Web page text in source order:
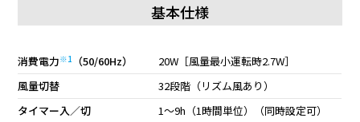
基本仕様
消費電力※1 （50/60Hz）
20W［風量最小運転時2.7W］
風量切替
32段階（リズム風あり）
タイマー入／切
1〜9h（1時間単位）（同時設定可）